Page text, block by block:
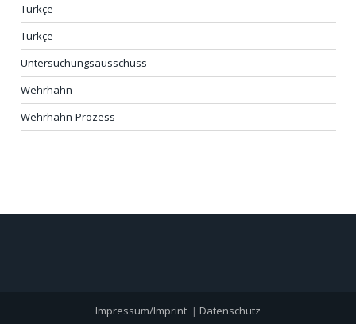
Türkçe
Türkçe
Untersuchungsausschuss
Wehrhahn
Wehrhahn-Prozess
Impressum/Imprint | Datenschutz